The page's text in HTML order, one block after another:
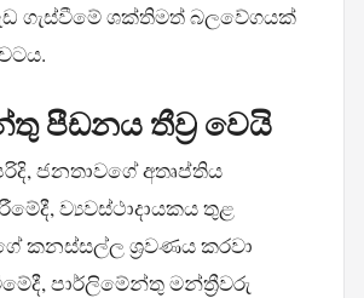
ගැස්වීමේ ශක්තිමත් බලවේගයක්
පීඩනය තීව්‍ර වෙයි
ජනතාවගේ අතෘප්තිය
ව්‍යවස්ථාදායකය තුළ
කනස්සල්ල ශ්‍රවණය කරවා
පාර්ලිමේන්තු මන්ත්‍රීවරු